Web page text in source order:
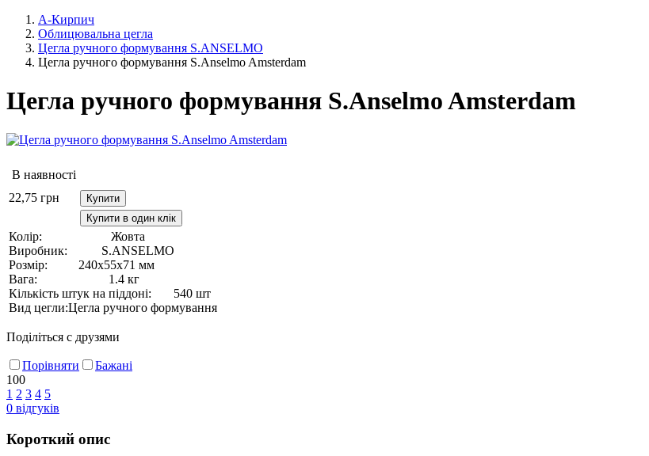
А-Кирпич
Облицювальна цегла
Цегла ручного формування S.ANSELMO
Цегла ручного формування S.Anselmo Amsterdam
Цегла ручного формування S.Anselmo Amsterdam
В наявності
22,75 грн
Купити
Купити в один клік
Колір:
Жовта
Виробник:
S.ANSELMO
Розмір:
240х55х71 мм
Вага:
1.4 кг
Кількість штук на піддоні:
540 шт
Вид цегли:Цегла ручного формування
Поділіться с друзями
Порівняти
Бажані
100
1 2 3 4 5
0 відгуків
Короткий опис